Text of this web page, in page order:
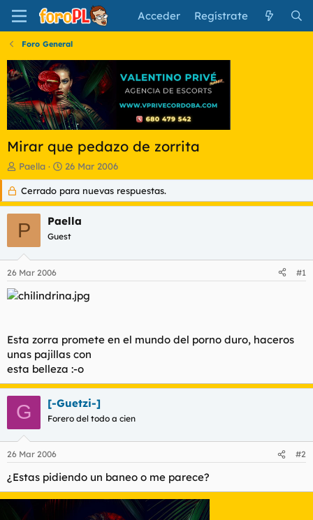
Acceder Regístrate
Foro General
Mirar que pedazo de zorrita
I
n
c
i
a
d
o
d
m
a
Paella
F
e
c
h
a
d
e
i
26 Mar 2006
Cerrado para nuevas respuestas.
P Paella
Guest
26 Mar 2006 #1
Esta zorra promete en el mundo del porno duro, haceros
unas pajillas con
esta belleza :-o
G [-Guetzi-]
Forero del todo a cien
26 Mar 2006 #2
¿Estas pidiendo un baneo o me parece?